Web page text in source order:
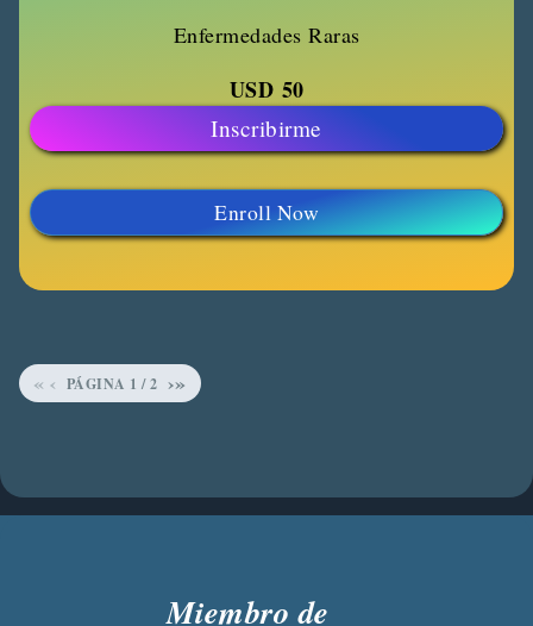
Enfermedades Raras
USD 50
Inscribirme
Enroll Now
« ‹ ›»
PÁGINA 1 /2
Miembro de